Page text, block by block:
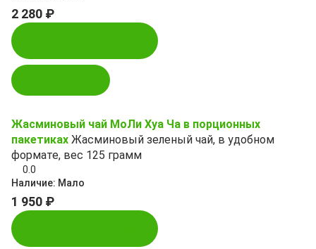
2 280 ₽
Жасминовый чай МоЛи Хуа Ча в порционных
пакетиках Жасминовый зеленый чай, в удобном
формате, вес 125 грамм
0.0
Наличие: Мало
1 950 ₽